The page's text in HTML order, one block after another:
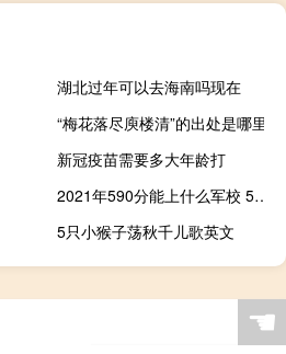
湖北过年可以去海南吗现在
“梅花落尽庾楼清”的出处是哪里
新冠疫苗需要多大年龄打
2021年590分能上什么军校 590分理科能上什么大学
5只小猴子荡秋千儿歌英文
☚